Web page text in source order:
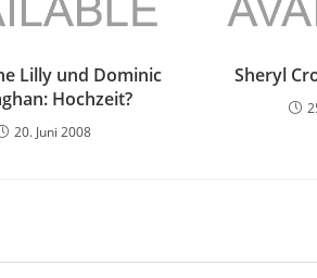
Lilly und Dominic
Hochzeit?
20. Juni 2008
Sheryl